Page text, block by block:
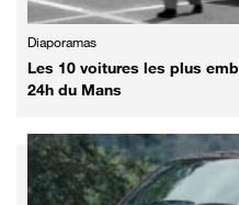
Diaporamas
Les 10 voitures les plus
24h du Mans